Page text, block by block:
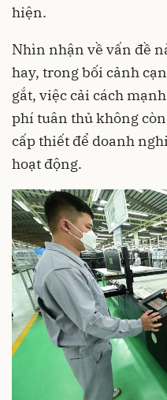
hiện.
Nhìn nhận về vấn đề
hay, trong bối cảnh
gắt, việc cải cách
phí tuân thủ không
cấp thiết để doanh
hoạt động.